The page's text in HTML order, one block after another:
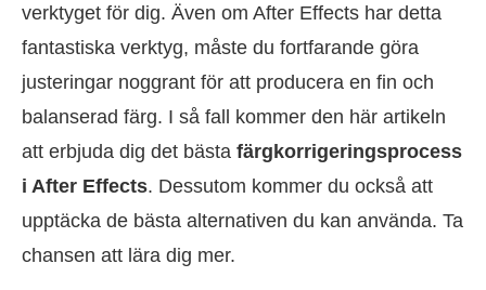
verktyget för dig. Även om After Effects har detta
fantastiska verktyg, måste du fortfarande göra
justeringar noggrant för att producera en fin och
balanserad färg. I så fall kommer den här artikeln
att erbjuda dig det bästa färgkorrigeringsprocess
i After Effects. Dessutom kommer du också att
upptäcka de bästa alternativen du kan använda. Ta
chansen att lära dig mer.